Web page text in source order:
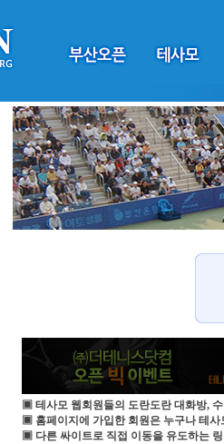
▣ 테사모 웹회원들의 도란도란 대화방,
▣ 홈페이지에 가입한 회원은 누구나 테사
▣ 다른 싸이트로 직접 이동을 유도하는